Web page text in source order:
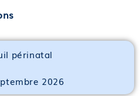
périnatal
2026